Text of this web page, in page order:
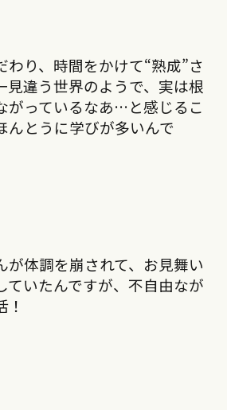
わり、時間をかけて“熟成”さ
見違う世界のようで、実は根
がっているなあ…と感じるこ
んとうに学びが多いんで
が体調を崩されて、お見舞い
ていたんですが、不自由なが